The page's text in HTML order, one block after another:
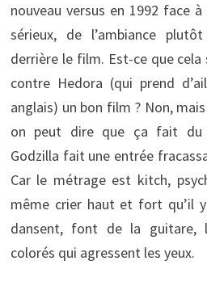
nouveau versus en 1992 face
sérieux, de l’ambiance
derrière le film. Est-ce que
contre Hedora (qui prend
anglais) un bon film ? Non,
on peut dire que ça fait du
Godzilla fait une entrée
Car le métrage est kitch,
même crier haut et fort qu’il
dansent, font de la
colorés qui agressent les yeux.